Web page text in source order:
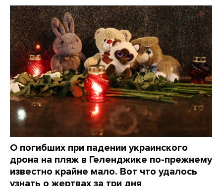
О погибших при падении украинского
дрона на пляж в Геленджике по-прежнему
известно крайне мало. Вот что удалось
узнать о жертвах за три дня